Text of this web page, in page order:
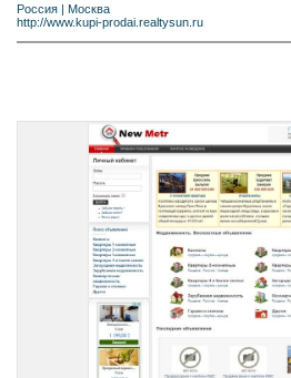
Россия | Москва
http://www.kupi-prodai.realtysun.ru